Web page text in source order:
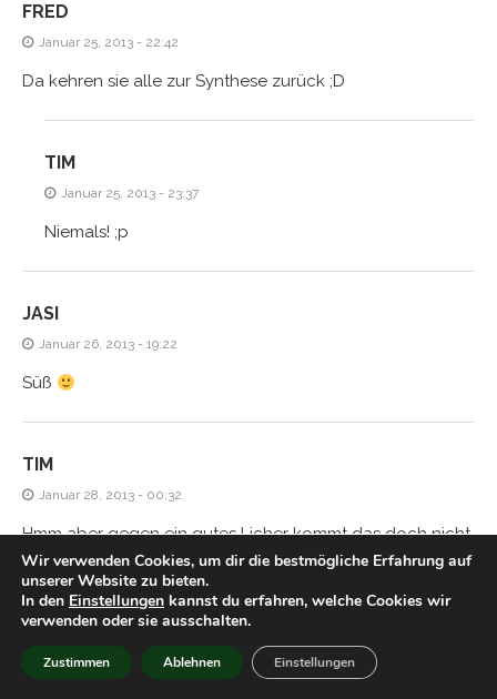
FRED
Januar 25, 2013 - 22:42
Da kehren sie alle zur Synthese zurück ;D
TIM
Januar 25, 2013 - 23:37
Niemals! ;p
JASI
Januar 26, 2013 - 19:22
Süß
TIM
Januar 28, 2013 - 00:32
Hmm aber gegen ein gutes Licher kommt das doch nicht
an, oder?
HIACYNTA
Januar 28, 2013 - 21:54
Wir verwenden Cookies, um dir die bestmögliche Erfahrung auf
unserer Website zu bieten.
In den Einstellungen kannst du erfahren, welche Cookies wir
verwenden oder sie ausschalten.
Zustimmen Ablehnen Einstellungen